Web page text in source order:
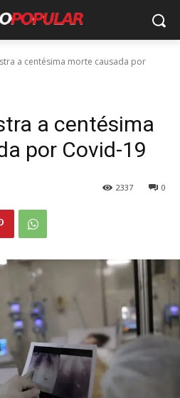
a centésima morte causada por
a centésima
por Covid-19
0
2337